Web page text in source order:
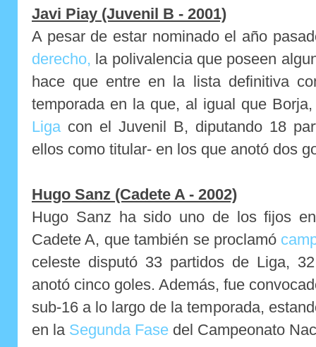
Javi Piay (Juvenil B - 2001)
A pesar de estar nominado el año
derecho, la polivalencia que poseen
hace que entre en la lista definitiva
temporada en la que, al igual que
Liga con el Juvenil B, diputando 18
ellos como titular- en los que anotó dos
Hugo Sanz (Cadete A - 2002)
Hugo Sanz ha sido uno de los fijos
Cadete A, que también se proclamó
celeste disputó 33 partidos de Liga,
anotó cinco goles. Además, fue
sub-16 a lo largo de la temporada,
en la Segunda Fase del Campeonato